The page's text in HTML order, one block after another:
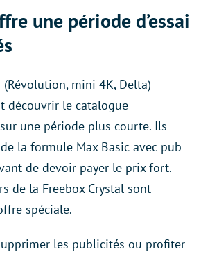
une période d’essai
(Révolution, mini 4K, Delta)
découvrir le catalogue
une période plus courte. Ils
la formule Max Basic avec pub
de devoir payer le prix fort.
de la Freebox Crystal sont
spéciale.
les publicités ou profiter